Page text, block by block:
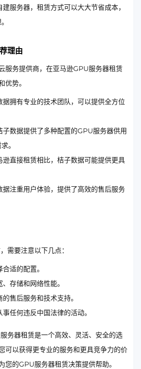
建服务器，租赁方式可以大大节省成本，
理由
服务提供商，在亚马逊GPU服务器租赁
优势。
据拥有专业的技术团队，可以提供全方位
子数据提供了多种配置的GPU服务器供用
。
逊直接租赁相比，桔子数据可能提供更具
据注重用户体验，提供了高效的售后服务
需要注意以下几点：
适的配置。
存储和网络性能。
售后服务和技术支持。
任何违反中国法律的活动。
务器租赁是一个高效、灵活、安全的选
可以获得更专业的服务和更具竞争力的价
您的GPU服务器租赁决策提供帮助。